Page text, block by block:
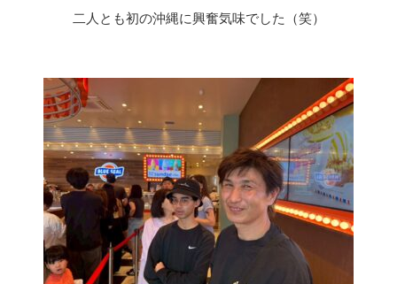
二人とも初の沖縄に興奮気味でした（笑）